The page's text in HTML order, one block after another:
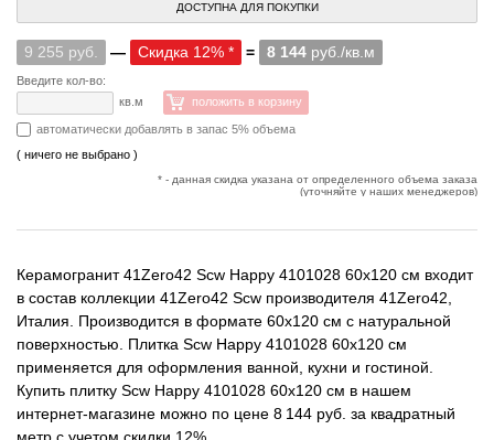
ДОСТУПНА ДЛЯ ПОКУПКИ
9 255 руб. — Скидка 12% * = 8 144 руб./кв.м
Введите кол-во:
кв.м
положить в корзину
автоматически добавлять в запас 5% объема
( ничего не выбрано )
* - данная скидка указана от определенного объема заказа
(уточняйте у наших менеджеров)
Керамогранит 41Zero42 Scw Happy 4101028 60x120 см входит
в состав коллекции 41Zero42 Scw производителя 41Zero42,
Италия. Производится в формате 60x120 см с натуральной
поверхностью. Плитка Scw Happy 4101028 60x120 см
применяется для оформления ванной, кухни и гостиной.
Купить плитку Scw Happy 4101028 60x120 см в нашем
интернет-магазине можно по цене 8 144 руб. за квадратный